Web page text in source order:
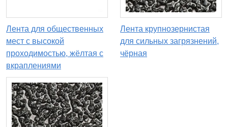
Лента для общественных
мест с высокой
проходимостью, жёлтая с
вкраплениями
Лента крупнозернистая
для сильных загрязнений,
чёрная